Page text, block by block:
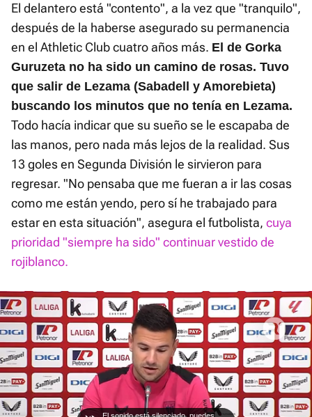
El delantero está "contento", a la vez que "tranquilo",
después de la haberse asegurado su permanencia
en el Athletic Club cuatro años más. El de Gorka
Guruzeta no ha sido un camino de rosas. Tuvo
que salir de Lezama (Sabadell y Amorebieta)
buscando los minutos que no tenía en Lezama.
Todo hacía indicar que su sueño se le escapaba de
las manos, pero nada más lejos de la realidad. Sus
13 goles en Segunda División le sirvieron para
regresar. "No pensaba que me fueran a ir las cosas
como me están yendo, pero sí he trabajado para
estar en esta situación", asegura el futbolista, cuya
prioridad "siempre ha sido" continuar vestido de
rojiblanco.